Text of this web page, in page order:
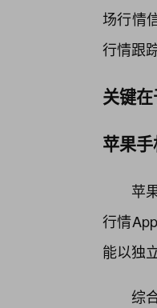
场行情
行情跟
关键
苹果
苹
行情
能以独
综